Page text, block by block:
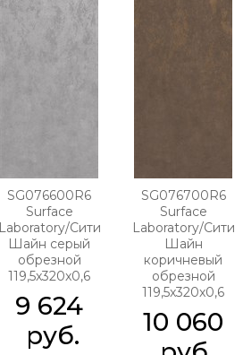
SG076600R6
Surface
Laboratory/Сити
Шайн серый
обрезной
119,5x320x0,6
9 624
руб.
SG076700R6
Surface
Laboratory/Сити
Шайн
коричневый
обрезной
119,5x320x0,6
10 060